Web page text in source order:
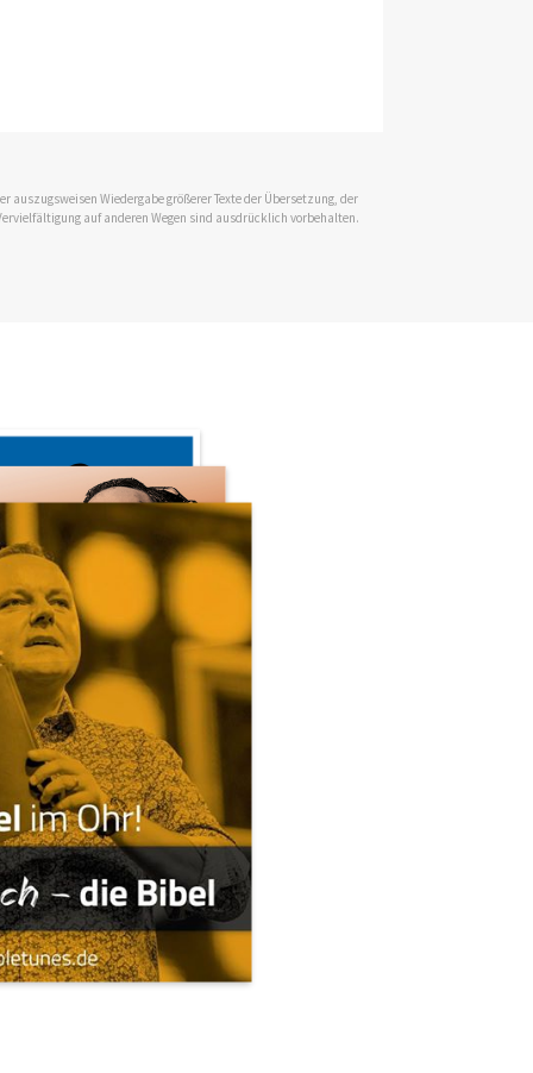
auszugsweisen Wiedergabe größerer Texte der Übersetzung, der
auf anderen Wegen sind ausdrücklich vorbehalten.